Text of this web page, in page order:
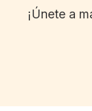
¡Únete a